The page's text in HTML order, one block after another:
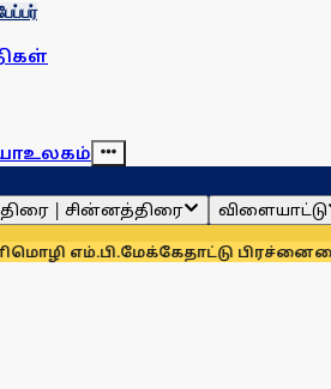
உலகம்
திரை | சின்னத்திரை விளையாட்டு
மேக்கேதாட்டு பிரச்னையை திசை